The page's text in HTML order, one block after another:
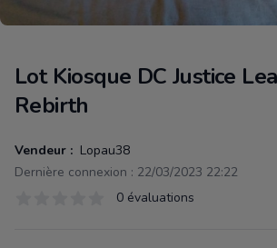
Lot Kiosque DC Justice
Rebirth
Vendeur : Lopau38
Dernière connexion : 22/03/2023 22:22
0 évaluations